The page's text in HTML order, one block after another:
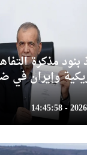
مذكرة
وإيران في